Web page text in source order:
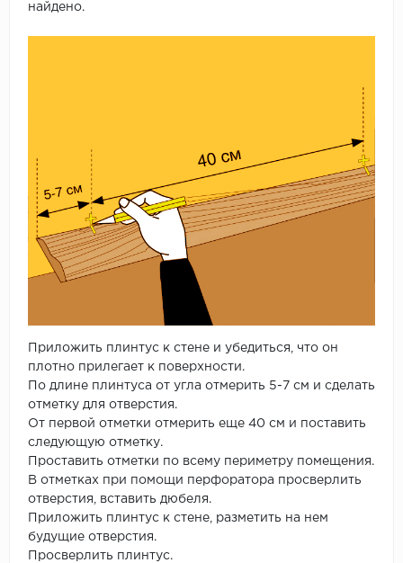
найдено.
Приложить плинтус к стене и убедиться, что он
плотно прилегает к поверхности.
По длине плинтуса от угла отмерить 5-7 см и сделать
отметку для отверстия.
От первой отметки отмерить еще 40 см и поставить
следующую отметку.
Проставить отметки по всему периметру помещения.
В отметках при помощи перфоратора просверлить
отверстия, вставить дюбеля.
Приложить плинтус к стене, разметить на нем
будущие отверстия.
Просверлить плинтус.